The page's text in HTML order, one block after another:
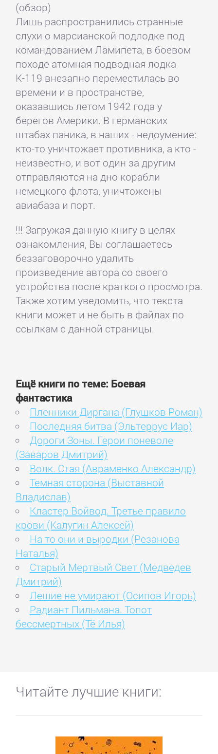
(обзор)
Лишь распространились странные
слухи о марсианской подлодке под
командованием Ламипета, в боевом
походе атомная подводная лодка
К-119 внезапно переместилась во
времени и в пространстве,
оказавшись летом 1942 года у
берегов Америки. В германских
штабах паника, в наших - недоумение:
кто-то уничтожает противника, а кто -
неизвестно, и вот один за другим
отправляются на дно корабли
немецкого флота, уничтожены
авиабаза и порт.
!!! Загружая данную книгу в целях
ознакомления, Вы соглашаетесь
беззаговорочно удалить
произведение автора со своего
устройства после краткого просмотра.
Также хотим уведомить, что текста
книги может и не быть в файлах по
ссылкам с данной страницы.
Ещё книги по теме: Боевая
фантастика
Пленники Диргана (Глушков Роман)
Последняя битва (Эльтеррус Иар)
Дороги Зоны. Герои поневоле
(Заваров Дмитрий)
Волк. Стая (Авраменко Александр)
Темная сторона (Выставной
Владислав)
Кластер Войвод. Третье правило
крови (Калугин Алексей)
На то они и выродки (Резанова
Наталья)
Старый Мертвый Свет (Медведев
Дмитрий)
Лешие не умирают (Осипов Игорь)
Радиант Пильмана. Топот
бессмертных (Тё Илья)
Читайте лучшие книги: